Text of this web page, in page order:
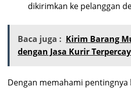
dikirimkan ke pelanggan
Baca juga : Kirim Barang
dengan Jasa Kurir
Dengan memahami pentingnya